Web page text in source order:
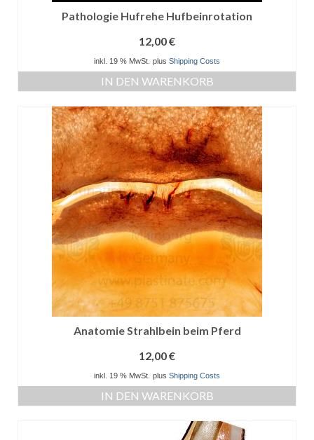
Pathologie Hufrehe Hufbeinrotation
12,00€
inkl. 19 % MwSt. plus Shipping Costs
IN DEN WARENKORB
Anatomie Strahlbein beim Pferd
12,00€
inkl. 19 % MwSt. plus Shipping Costs
IN DEN WARENKORB